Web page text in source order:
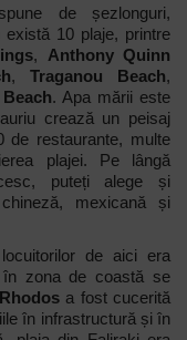
de șezlonguri,
există 10 plaje, printre
, Anthony Quinn
, Traganou Beach,
. Apa mării este
crează un peisaj
de restaurante, multe
plajei. Pe lângă
puteți alege și
mexicană și
de aici era
în zona de coastă se
a fost cucerită
în infrastructură și în